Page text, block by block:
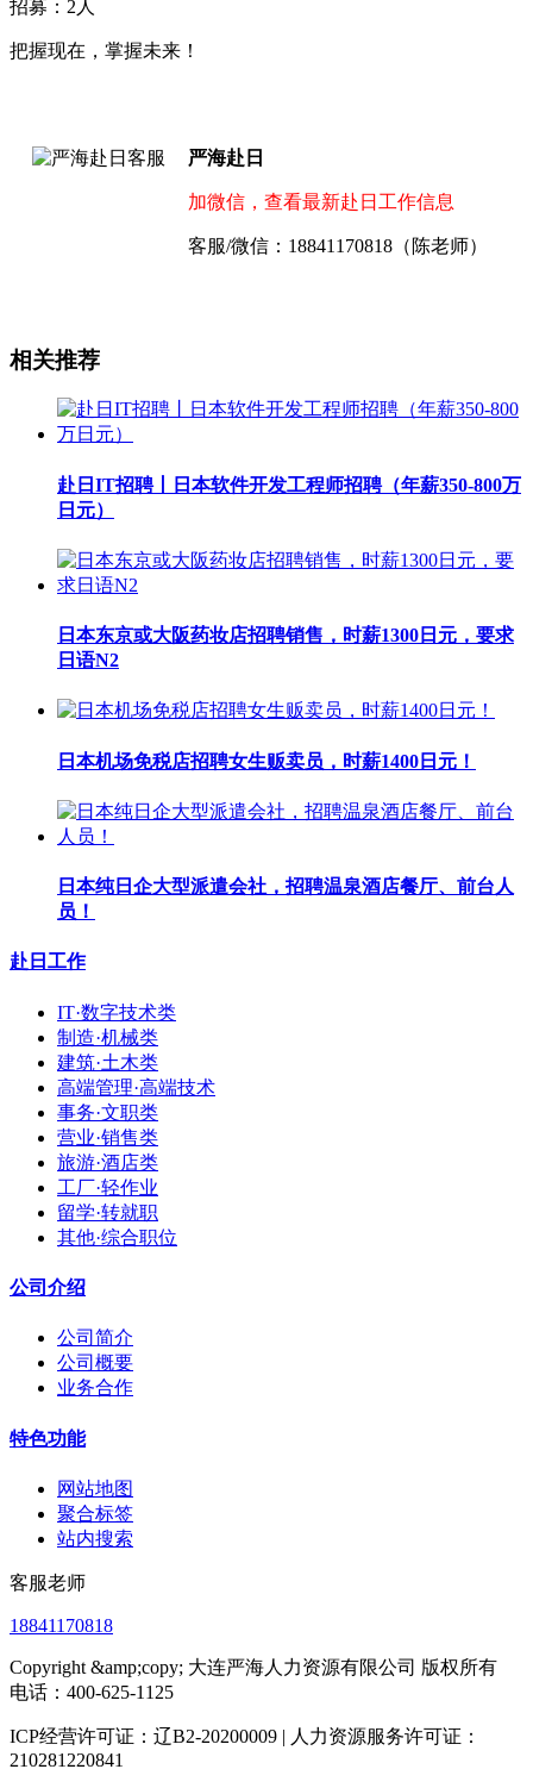
招募：2人
把握现在，掌握未来！
严海赴日
加微信，查看最新赴日工作信息
客服/微信：18841170818（陈老师）
相关推荐
赴日IT招聘丨日本软件开发工程师招聘（年薪350-800万
日元）
日本东京或大阪药妆店招聘销售，时薪1300日元，要求
日语N2
日本机场免税店招聘女生贩卖员，时薪1400日元！
日本纯日企大型派遣会社，招聘温泉酒店餐厅、前台人
员！
赴日工作
IT·数字技术类
制造·机械类
建筑·土木类
高端管理·高端技术
事务·文职类
营业·销售类
旅游·酒店类
工厂·轻作业
留学·转就职
其他·综合职位
公司介绍
公司简介
公司概要
业务合作
特色功能
网站地图
聚合标签
站内搜索
客服老师
18841170818
Copyright &amp;copy; 大连严海人力资源有限公司 版权所有
电话：400-625-1125
ICP经营许可证：辽B2-20200009 | 人力资源服务许可证：
210281220841